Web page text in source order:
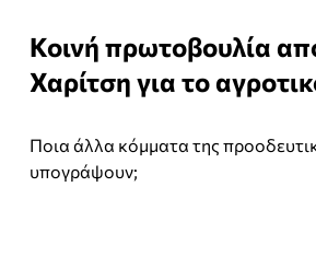
Κοινή πρωτοβουλία
Χαρίτση για το
Ποια άλλα κόμματα της
υπογράψουν;